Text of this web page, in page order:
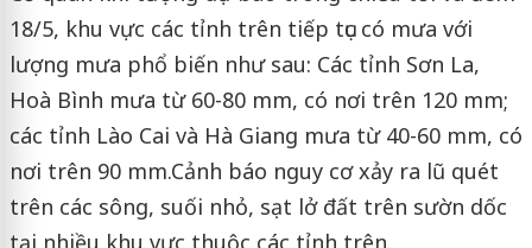
18/5, khu vực các tỉnh trên tiếp tục có mưa với
lượng mưa phổ biến như sau: Các tỉnh Sơn La,
Hoà Bình mưa từ 60-80 mm, có nơi trên 120 mm;
các tỉnh Lào Cai và Hà Giang mưa từ 40-60 mm, có
nơi trên 90 mm.Cảnh báo nguy cơ xảy ra lũ quét
trên các sông, suối nhỏ, sạt lở đất trên sườn dốc
tại nhiều khu vực thuộc các tỉnh trên.